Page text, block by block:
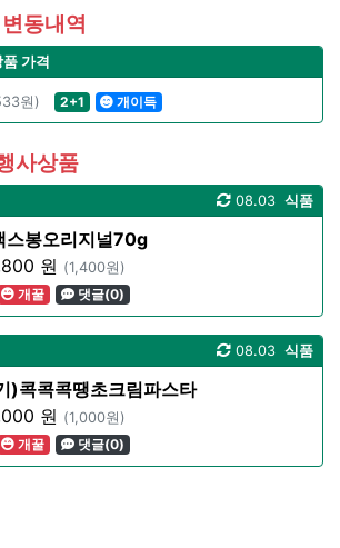
동내역
가격
원) 2+1 개이득
사상품
식품
08.03
스봉오리지널70g
원 (1,400원)
개꿀 댓글(0)
식품
08.03
)콕콕콕땡초크림파스타
원 (1,000원)
개꿀 댓글(0)